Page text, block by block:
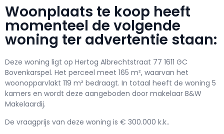
Woonplaats te koop heeft
momenteel de volgende
woning ter advertentie staan:
Deze woning ligt op Hertog Albrechtstraat 77 1611 GC
Bovenkarspel. Het perceel meet 165 m², waarvan het
woonopparvlakt 119 m² bedraagt. In totaal heeft de woning 5
kamers en wordt deze aangeboden door makelaar B&W
Makelaardij.
De vraagprijs van deze woning is € 300.000 k.k..